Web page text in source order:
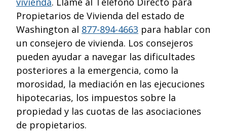
Propietarios de Vivienda del estado de
Washington al 877-894-4663 para hablar con
un consejero de vivienda. Los consejeros
pueden ayudar a navegar las dificultades
posteriores a la emergencia, como la
morosidad, la mediación en las ejecuciones
hipotecarias, los impuestos sobre la
propiedad y las cuotas de las asociaciones
de propietarios.